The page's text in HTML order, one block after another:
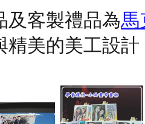
及客製禮品為馬
精美的美工設